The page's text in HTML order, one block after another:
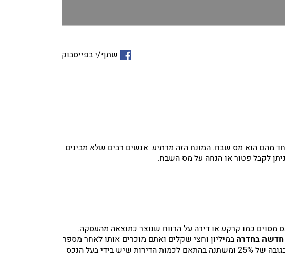
שתף/י בפייסבוק
מהם הוא מס שבח. המונח הזה מרתיע אנשים רבים שלא מבינים
לקבל פטור או הנחה על מס השבח.
כמו קרקע או דירה על הרווח שנוצר כתוצאה מהעסקה.
חדשה בחדרה במיליון וחצי שקלים ואתם מוכרים אותו לאחר מספר
שנים בשני מיליון ש”ח, אתם תידרשו לשלם מס שבח על ההפרש, דהיינו על חצי מיליון שקלים. המס הוא בגובה של 25% ומשתנה בהתאם לכמות הדירות שיש בידי בעל הנכס